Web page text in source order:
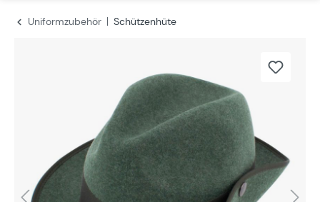
Uniformzubehör
Schützenhüte